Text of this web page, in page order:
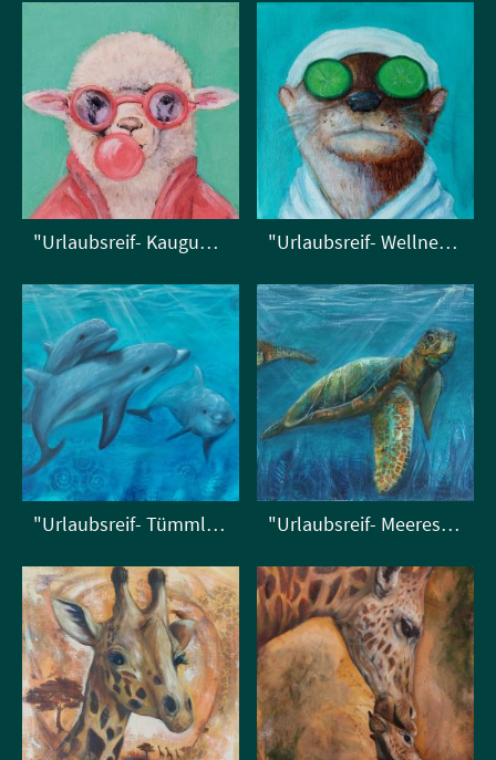
"Urlaubsreif- Kaugummi" "Urlaubsreif- Wellness"
"Urlaubsreif- Tümmlertrio" "Urlaubsreif- Meeresschildkrötendoppel"